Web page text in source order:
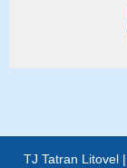
TJ Tatran Litovel |